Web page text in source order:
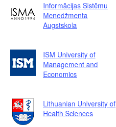
Informācijas Sistēmu
Menedžmenta
Augstskola
ISM University of
Management and
Economics
Lithuanian University of
Health Sciences